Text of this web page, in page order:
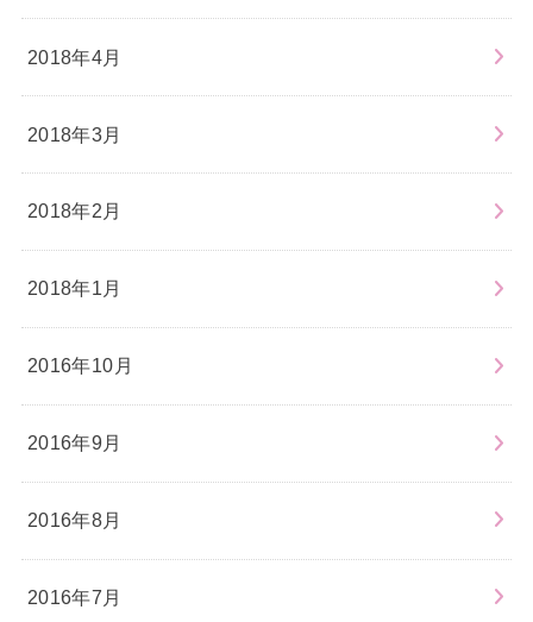
2018年4月
2018年3月
2018年2月
2018年1月
2016年10月
2016年9月
2016年8月
2016年7月